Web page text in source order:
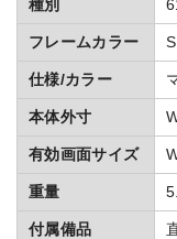
種別
フレームカラー
仕様/カラー
本体外寸
有効画面サイズ
重量
付属備品